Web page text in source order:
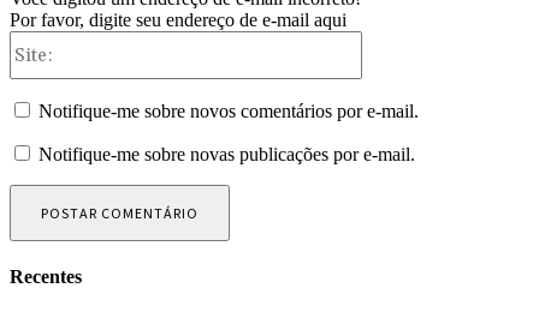
Por favor, digite seu endereço de e-mail aqui
Notifique-me sobre novos comentários por e-mail.
Notifique-me sobre novas publicações por e-mail.
Recentes